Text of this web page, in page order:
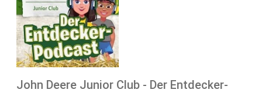
John Deere Junior Club - Der Entdecker-